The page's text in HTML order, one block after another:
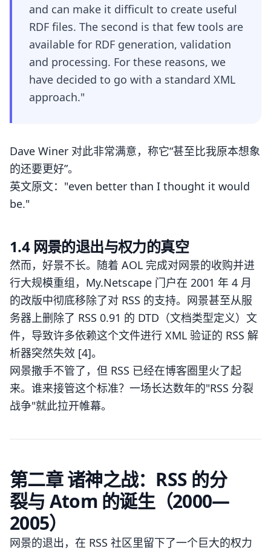
and can make it difficult to create useful
RDF files. The second is that few tools are
available for RDF generation, validation
and processing. For these reasons, we
have decided to go with a standard XML
approach."
Dave Winer 对此非常满意，称它“甚至比我原本想象
的还要更好”。
英文原文："even better than I thought it would
be."
1.4 网景的退出与权力的真空
然而，好景不长。随着 AOL 完成对网景的收购并进
行大规模重组，My.Netscape 门户在 2001 年 4 月
的改版中彻底移除了对 RSS 的支持。网景甚至从服
务器上删除了 RSS 0.91 的 DTD（文档类型定义）文
件，导致许多依赖这个文件进行 XML 验证的 RSS 解
析器突然失效 [4]。
网景撒手不管了，但 RSS 已经在博客圈里火了起
来。谁来接管这个标准？一场长达数年的"RSS 分裂
战争"就此拉开帷幕。
第二章 诸神之战：RSS 的分
裂与 Atom 的诞生（2000—
2005）
网景的退出，在 RSS 社区里留下了一个巨大的权力